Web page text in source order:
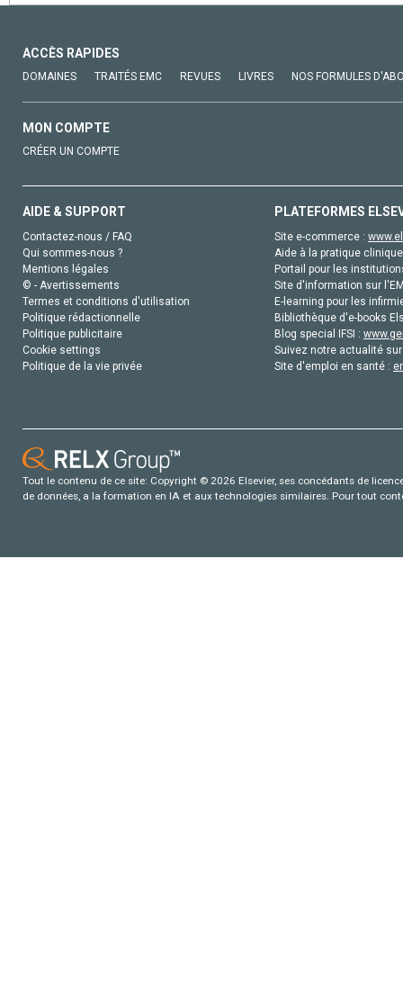
ACCÈS RAPIDES
DOMAINES TRAITÉS EMC REVUES LIVRES NOS FORMULES
MON COMPTE
CRÉER UN COMPTE
AIDE & SUPPORT
Contactez-nous / FAQ
Qui sommes-nous ?
Mentions légales
© - Avertissements
Termes et conditions d'utilisation
Politique rédactionnelle
Politique publicitaire
Cookie settings
Politique de la vie privée
PLATEFORMES
Site e-commerce :
Aide à la pratique
Portail pour les
Site d'information sur
E-learning pour les
Bibliothèque d'e-books
Blog special IFSI :
Suivez notre actualité
Site d'emploi en santé :
Tout le contenu de ce site: Copyright © 2026 Elsevier, ses concédants de
de données, a la formation en IA et aux technologies similaires. Pour tout